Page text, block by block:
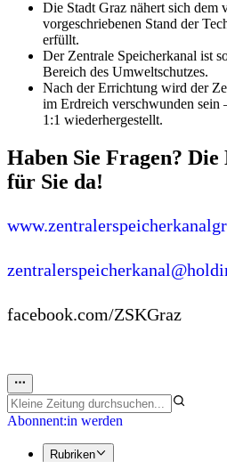
Die Stadt Graz nähert sich dem
vorgeschriebenen Stand der
erfüllt.
Der Zentrale Speicherkanal ist
Bereich des Umweltschutzes.
Nach der Errichtung wird der
im Erdreich verschwunden sein
1:1 wiederhergestellt.
Haben Sie Fragen?
für Sie da!
facebook.com/ZSKGraz
Abonnent:in werden
Rubriken